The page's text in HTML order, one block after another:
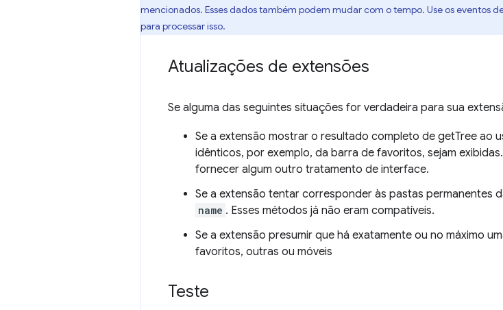
mencionados. Esses dados também podem mudar com o tempo. Use os eventos
para processar isso.
Atualizações de extensões
Se alguma das seguintes situações for verdadeira para sua
Se a extensão mostrar o resultado completo de getTree ao
idênticos, por exemplo, da barra de favoritos, sejam
fornecer algum outro tratamento de interface.
Se a extensão tentar corresponder às pastas permanentes
name . Esses métodos já não eram compatíveis.
Se a extensão presumir que há exatamente ou no máximo
favoritos, outras ou móveis
Teste